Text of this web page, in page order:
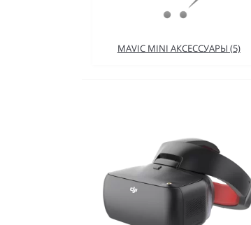
MAVIC MINI АКСЕССУАРЫ (5)